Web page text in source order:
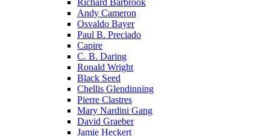
Richard Barbrook
Andy Cameron
Osvaldo Bayer
Paul B. Preciado
Capire
C. B. Daring
Ronald Wright
Black Seed
Chellis Glendinning
Pierre Clastres
Mary Nardini Gang
David Graeber
Jamie Heckert